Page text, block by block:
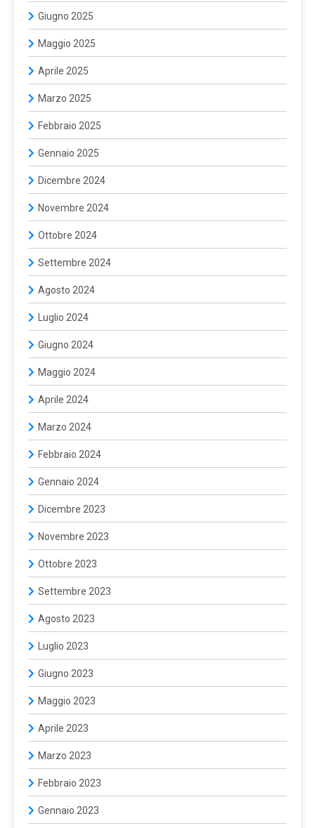
Giugno 2025
Maggio 2025
Aprile 2025
Marzo 2025
Febbraio 2025
Gennaio 2025
Dicembre 2024
Novembre 2024
Ottobre 2024
Settembre 2024
Agosto 2024
Luglio 2024
Giugno 2024
Maggio 2024
Aprile 2024
Marzo 2024
Febbraio 2024
Gennaio 2024
Dicembre 2023
Novembre 2023
Ottobre 2023
Settembre 2023
Agosto 2023
Luglio 2023
Giugno 2023
Maggio 2023
Aprile 2023
Marzo 2023
Febbraio 2023
Gennaio 2023